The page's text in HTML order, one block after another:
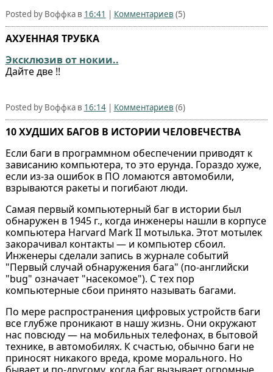
Posted by Воффка в 16:41 | Комментариев (5)
АХУЕННАЯ ТРУБКА
Эксклюзив от нокии..
Дайте две !!
Posted by Воффка в 16:14| Комментариев (6)
10 ХУДШИХ БАГОВ В ИСТОРИИ ЧЕЛОВЕЧЕСТВА
Если баги в программном обеспечении приводят к
зависанию компьютера, то это ерунда. Гораздо хуже,
если из-за ошибок в ПО ломаются автомобили,
взрываются ракеты и погибают люди.
Самая первый компьютерный баг в истории был
обнаружен в 1945 г., когда инженеры нашли в корпусе
компьютера Harvard Mark II мотылька. Этот мотылек
закорачивал контакты — и компьютер сбоил.
Инженеры сделали запись в журнале событий
"Первый случай обнаружения бага" (по-английски
"bug" означает "насекомое"). С тех пор
компьютерные сбои принято называть багами.
По мере распространения цифровых устройств баги
все глубже проникают в нашу жизнь. Они окружают
нас повсюду — на мобильных телефонах, в бытовой
технике, в автомобилях. К счастью, обычно баги не
приносят никакого вреда, кроме морального. Но